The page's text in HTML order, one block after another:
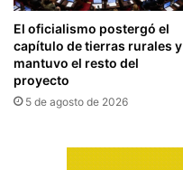
El oficialismo postergó el
capítulo de tierras rurales y
mantuvo el resto del
proyecto
5 de agosto de 2026